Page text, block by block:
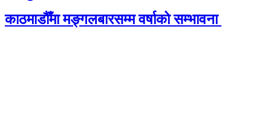
काठमाडौँमा मङ्गलबारसम्म वर्षाको सम्भावना